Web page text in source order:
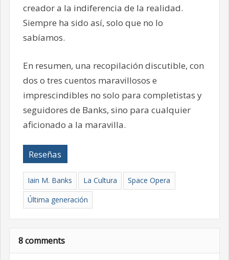
creador a la indiferencia de la realidad.
Siempre ha sido así, solo que no lo
sabíamos.
En resumen, una recopilación discutible, con
dos o tres cuentos maravillosos e
imprescindibles no solo para completistas y
seguidores de Banks, sino para cualquier
aficionado a la maravilla.
Reseñas
Iain M. Banks La Cultura
Space Opera
Última generación
8 comments